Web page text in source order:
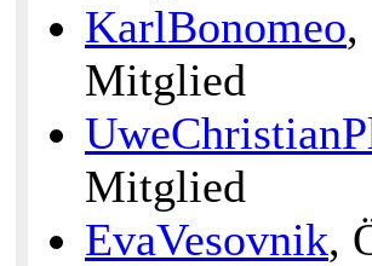
KarlBonomeo,
Mitglied
Mitglied
EvaVesovnik,